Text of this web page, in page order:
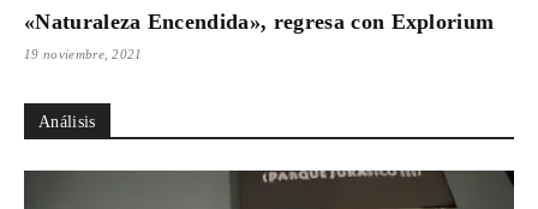
«Naturaleza Encendida», regresa con Explorium
19 noviembre, 2021
Análisis